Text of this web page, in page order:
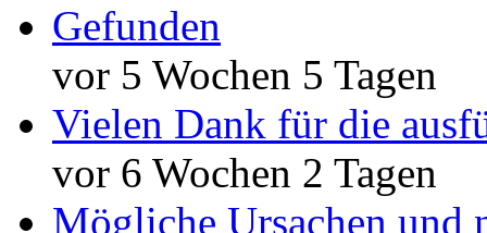
Gefunden
vor 5 Wochen 5 Tagen
Vielen Dank für die
vor 6 Wochen 2 Tagen
Mögliche Ursachen und